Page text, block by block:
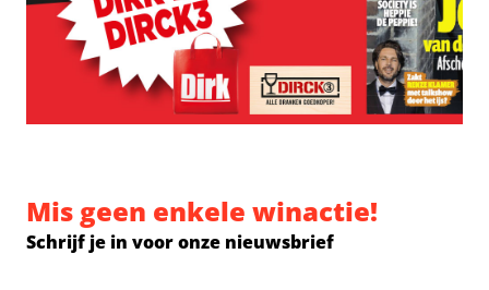
Mis geen enkele winactie!
Schrijf je in voor onze nieuwsbrief